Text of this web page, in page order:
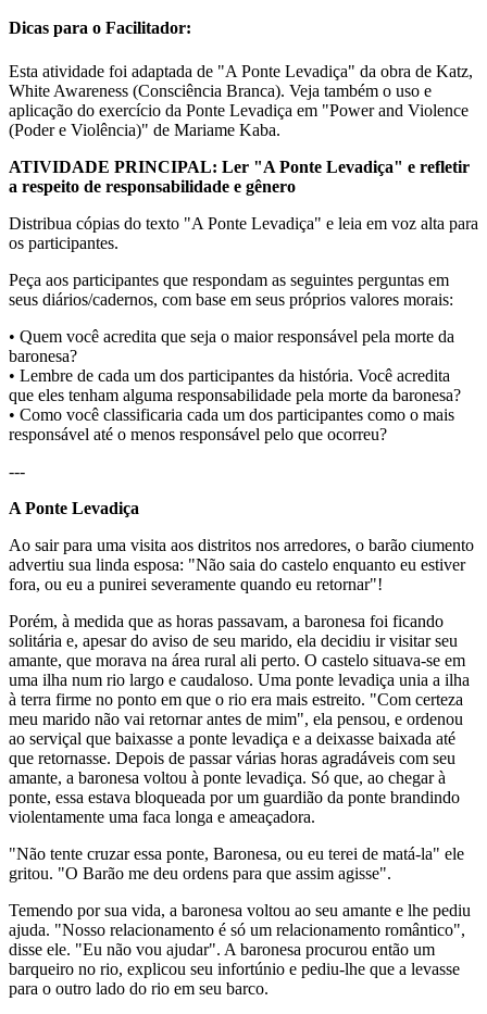
Dicas para o Facilitador:
Esta atividade foi adaptada de "A Ponte Levadiça" da obra de Katz,
White Awareness (Consciência Branca). Veja também o uso e
aplicação do exercício da Ponte Levadiça em "Power and Violence
(Poder e Violência)" de Mariame Kaba.
ATIVIDADE PRINCIPAL: Ler "A Ponte Levadiça" e refletir
a respeito de responsabilidade e gênero
Distribua cópias do texto "A Ponte Levadiça" e leia em voz alta para
os participantes.
Peça aos participantes que respondam as seguintes perguntas em
seus diários/cadernos, com base em seus próprios valores morais:
• Quem você acredita que seja o maior responsável pela morte da
baronesa?
• Lembre de cada um dos participantes da história. Você acredita
que eles tenham alguma responsabilidade pela morte da baronesa?
• Como você classificaria cada um dos participantes como o mais
responsável até o menos responsável pelo que ocorreu?
---
A Ponte Levadiça
Ao sair para uma visita aos distritos nos arredores, o barão ciumento
advertiu sua linda esposa: "Não saia do castelo enquanto eu estiver
fora, ou eu a punirei severamente quando eu retornar"!
Porém, à medida que as horas passavam, a baronesa foi ficando
solitária e, apesar do aviso de seu marido, ela decidiu ir visitar seu
amante, que morava na área rural ali perto. O castelo situava-se em
uma ilha num rio largo e caudaloso. Uma ponte levadiça unia a ilha
à terra firme no ponto em que o rio era mais estreito. "Com certeza
meu marido não vai retornar antes de mim", ela pensou, e ordenou
ao serviçal que baixasse a ponte levadiça e a deixasse baixada até
que retornasse. Depois de passar várias horas agradáveis com seu
amante, a baronesa voltou à ponte levadiça. Só que, ao chegar à
ponte, essa estava bloqueada por um guardião da ponte brandindo
violentamente uma faca longa e ameaçadora.
"Não tente cruzar essa ponte, Baronesa, ou eu terei de matá-la" ele
gritou. "O Barão me deu ordens para que assim agisse".
Temendo por sua vida, a baronesa voltou ao seu amante e lhe pediu
ajuda. "Nosso relacionamento é só um relacionamento romântico",
disse ele. "Eu não vou ajudar". A baronesa procurou então um
barqueiro no rio, explicou seu infortúnio e pediu-lhe que a levasse
para o outro lado do rio em seu barco.